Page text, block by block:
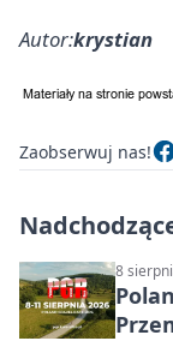
Autor:krystian
Zaobserwuj nas!
8